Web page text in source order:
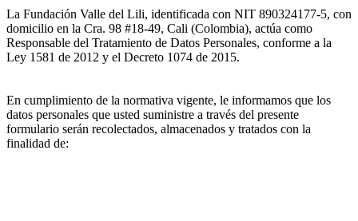
La Fundación Valle del Lili, identificada con NIT 890324177-5, con
domicilio en la Cra. 98 #18-49, Cali (Colombia), actúa como
Responsable del Tratamiento de Datos Personales, conforme a la
Ley 1581 de 2012 y el Decreto 1074 de 2015.
En cumplimiento de la normativa vigente, le informamos que los
datos personales que usted suministre a través del presente
formulario serán recolectados, almacenados y tratados con la
finalidad de: